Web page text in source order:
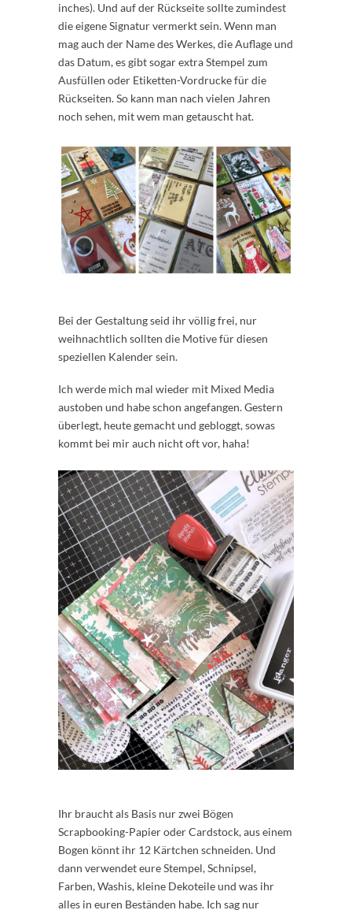
inches). Und auf der Rückseite sollte zumindest
die eigene Signatur vermerkt sein. Wenn man
mag auch der Name des Werkes, die Auflage und
das Datum, es gibt sogar extra Stempel zum
Ausfüllen oder Etiketten-Vordrucke für die
Rückseiten. So kann man nach vielen Jahren
noch sehen, mit wem man getauscht hat.
Bei der Gestaltung seid ihr völlig frei, nur
weihnachtlich sollten die Motive für diesen
speziellen Kalender sein.
Ich werde mich mal wieder mit Mixed Media
austoben und habe schon angefangen. Gestern
überlegt, heute gemacht und gebloggt, sowas
kommt bei mir auch nicht oft vor, haha!
Ihr braucht als Basis nur zwei Bögen
Scrapbooking-Papier oder Cardstock, aus einem
Bogen könnt ihr 12 Kärtchen schneiden. Und
dann verwendet eure Stempel, Schnipsel,
Farben, Washis, kleine Dekoteile und was ihr
alles in euren Beständen habe. Ich sag nur